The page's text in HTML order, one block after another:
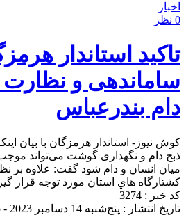
اخبار
0 نظر
تاکید استاندار
ساماندهی و نظارت
دام بندرعباس
کوش نیوز- استاندار هرمزگان با بيان
ذبح دام و نگهداری گوشت می‌تواند
میان انسان و دام شود گفت: علاوه بر
كشتارگاه هاي استان مورد توجه قرار
کد خبر : 3274
تاریخ انتشار : پنج‌شنبه 14 دسامبر 2023 - 7:35